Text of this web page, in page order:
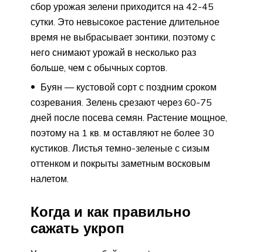
сбор урожая зелени приходится на 42-45
сутки. Это невысокое растение длительное
время не выбрасывает зонтики, поэтому с
него снимают урожай в несколько раз
больше, чем с обычных сортов.
Буян — кустовой сорт с поздним сроком
созревания. Зелень срезают через 60-75
дней после посева семян. Растение мощное,
поэтому на 1 кв. м оставляют не более 30
кустиков. Листья темно-зеленые с сизым
оттенком и покрыты заметным восковым
налетом.
Когда и как правильно
сажать укроп